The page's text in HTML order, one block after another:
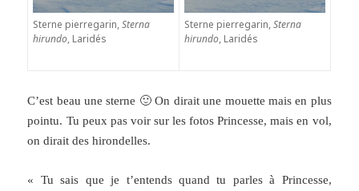
Sterne pierregarin,Sterna
hirundo, Laridés
Sterne pierregarin,Sterna
hirundo, Laridés
C’est beau une sterne 🙂 On dirait une mouette mais en plus
pointu. Tu peux pas voir sur les fotos Princesse, mais en vol,
on dirait des hirondelles.
« Tu sais que je t’entends quand tu parles à Princesse,